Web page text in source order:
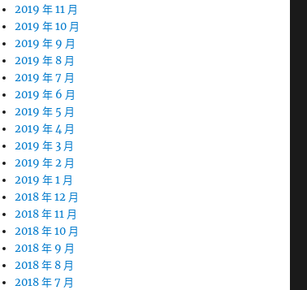
2019 年 11 月
2019 年 10 月
2019 年 9 月
2019 年 8 月
2019 年 7 月
2019 年 6 月
2019 年 5 月
2019 年 4 月
2019 年 3 月
2019 年 2 月
2019 年 1 月
2018 年 12 月
2018 年 11 月
2018 年 10 月
2018 年 9 月
2018 年 8 月
2018 年 7 月